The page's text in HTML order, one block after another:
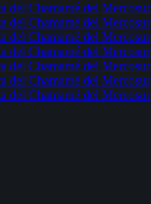
del Chamamé del Mercosur
del Chamamé del Mercosur
del Chamamé del Mercosur
del Chamamé del Mercosur
del Chamamé del Mercosur
del Chamamé del Mercosur
del Chamamé del Mercosur